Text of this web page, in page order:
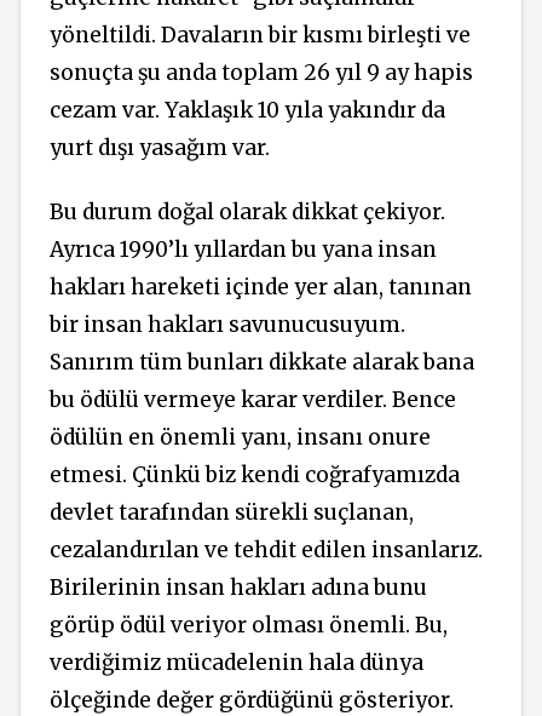
yöneltildi. Davaların bir kısmı birleşti ve
sonuçta şu anda toplam 26 yıl 9 ay hapis
cezam var. Yaklaşık 10 yıla yakındır da
yurt dışı yasağım var.
Bu durum doğal olarak dikkat çekiyor.
Ayrıca 1990’lı yıllardan bu yana insan
hakları hareketi içinde yer alan, tanınan
bir insan hakları savunucusuyum.
Sanırım tüm bunları dikkate alarak bana
bu ödülü vermeye karar verdiler. Bence
ödülün en önemli yanı, insanı onure
etmesi. Çünkü biz kendi coğrafyamızda
devlet tarafından sürekli suçlanan,
cezalandırılan ve tehdit edilen insanlarız.
Birilerinin insan hakları adına bunu
görüp ödül veriyor olması önemli. Bu,
verdiğimiz mücadelenin hala dünya
ölçeğinde değer gördüğünü gösteriyor.